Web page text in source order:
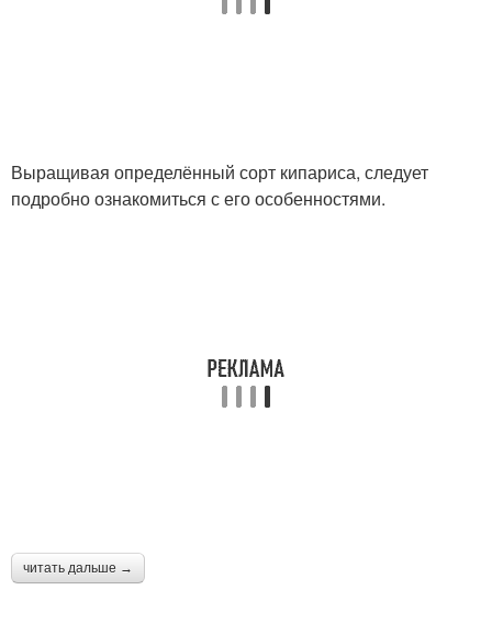
Выращивая определённый сорт кипариса, следует
подробно ознакомиться с его особенностями.
читать дальше →